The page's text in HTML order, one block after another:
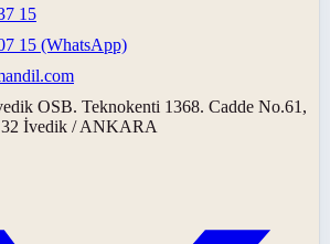
15
15 (WhatsApp)
OSB. Teknokenti 1368. Cadde No.61,
İvedik / ANKARA